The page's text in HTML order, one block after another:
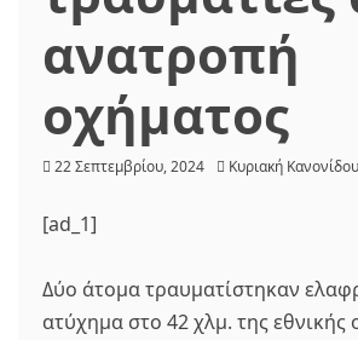
ανατροπή
οχήματος
22 Σεπτεμβρίου, 2024 Κυριακή Κανονίδου
[ad_1]
Δύο άτομα τραυματίστηκαν
ατύχημα στο 42 χλμ. της